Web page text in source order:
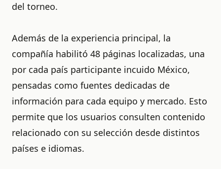
del torneo.
Además de la experiencia principal, la
compañía habilitó 48 páginas localizadas, una
por cada país participante incuido México,
pensadas como fuentes dedicadas de
información para cada equipo y mercado. Esto
permite que los usuarios consulten contenido
relacionado con su selección desde distintos
países e idiomas.